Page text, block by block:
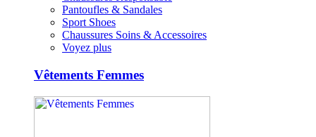
Pantoufles & Sandales
Sport Shoes
Chaussures Soins & Accessoires
Voyez plus
Vêtements Femmes